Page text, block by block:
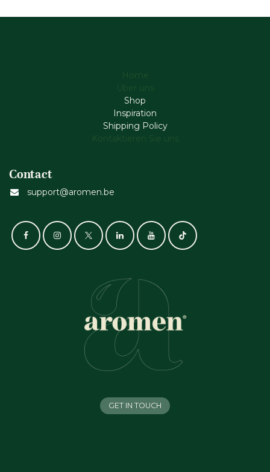
Home
Über uns
Shop
Inspiration
Shipping Policy
Kontaktieren Sie uns
Contact
support@aromen.be
GET IN TOUCH